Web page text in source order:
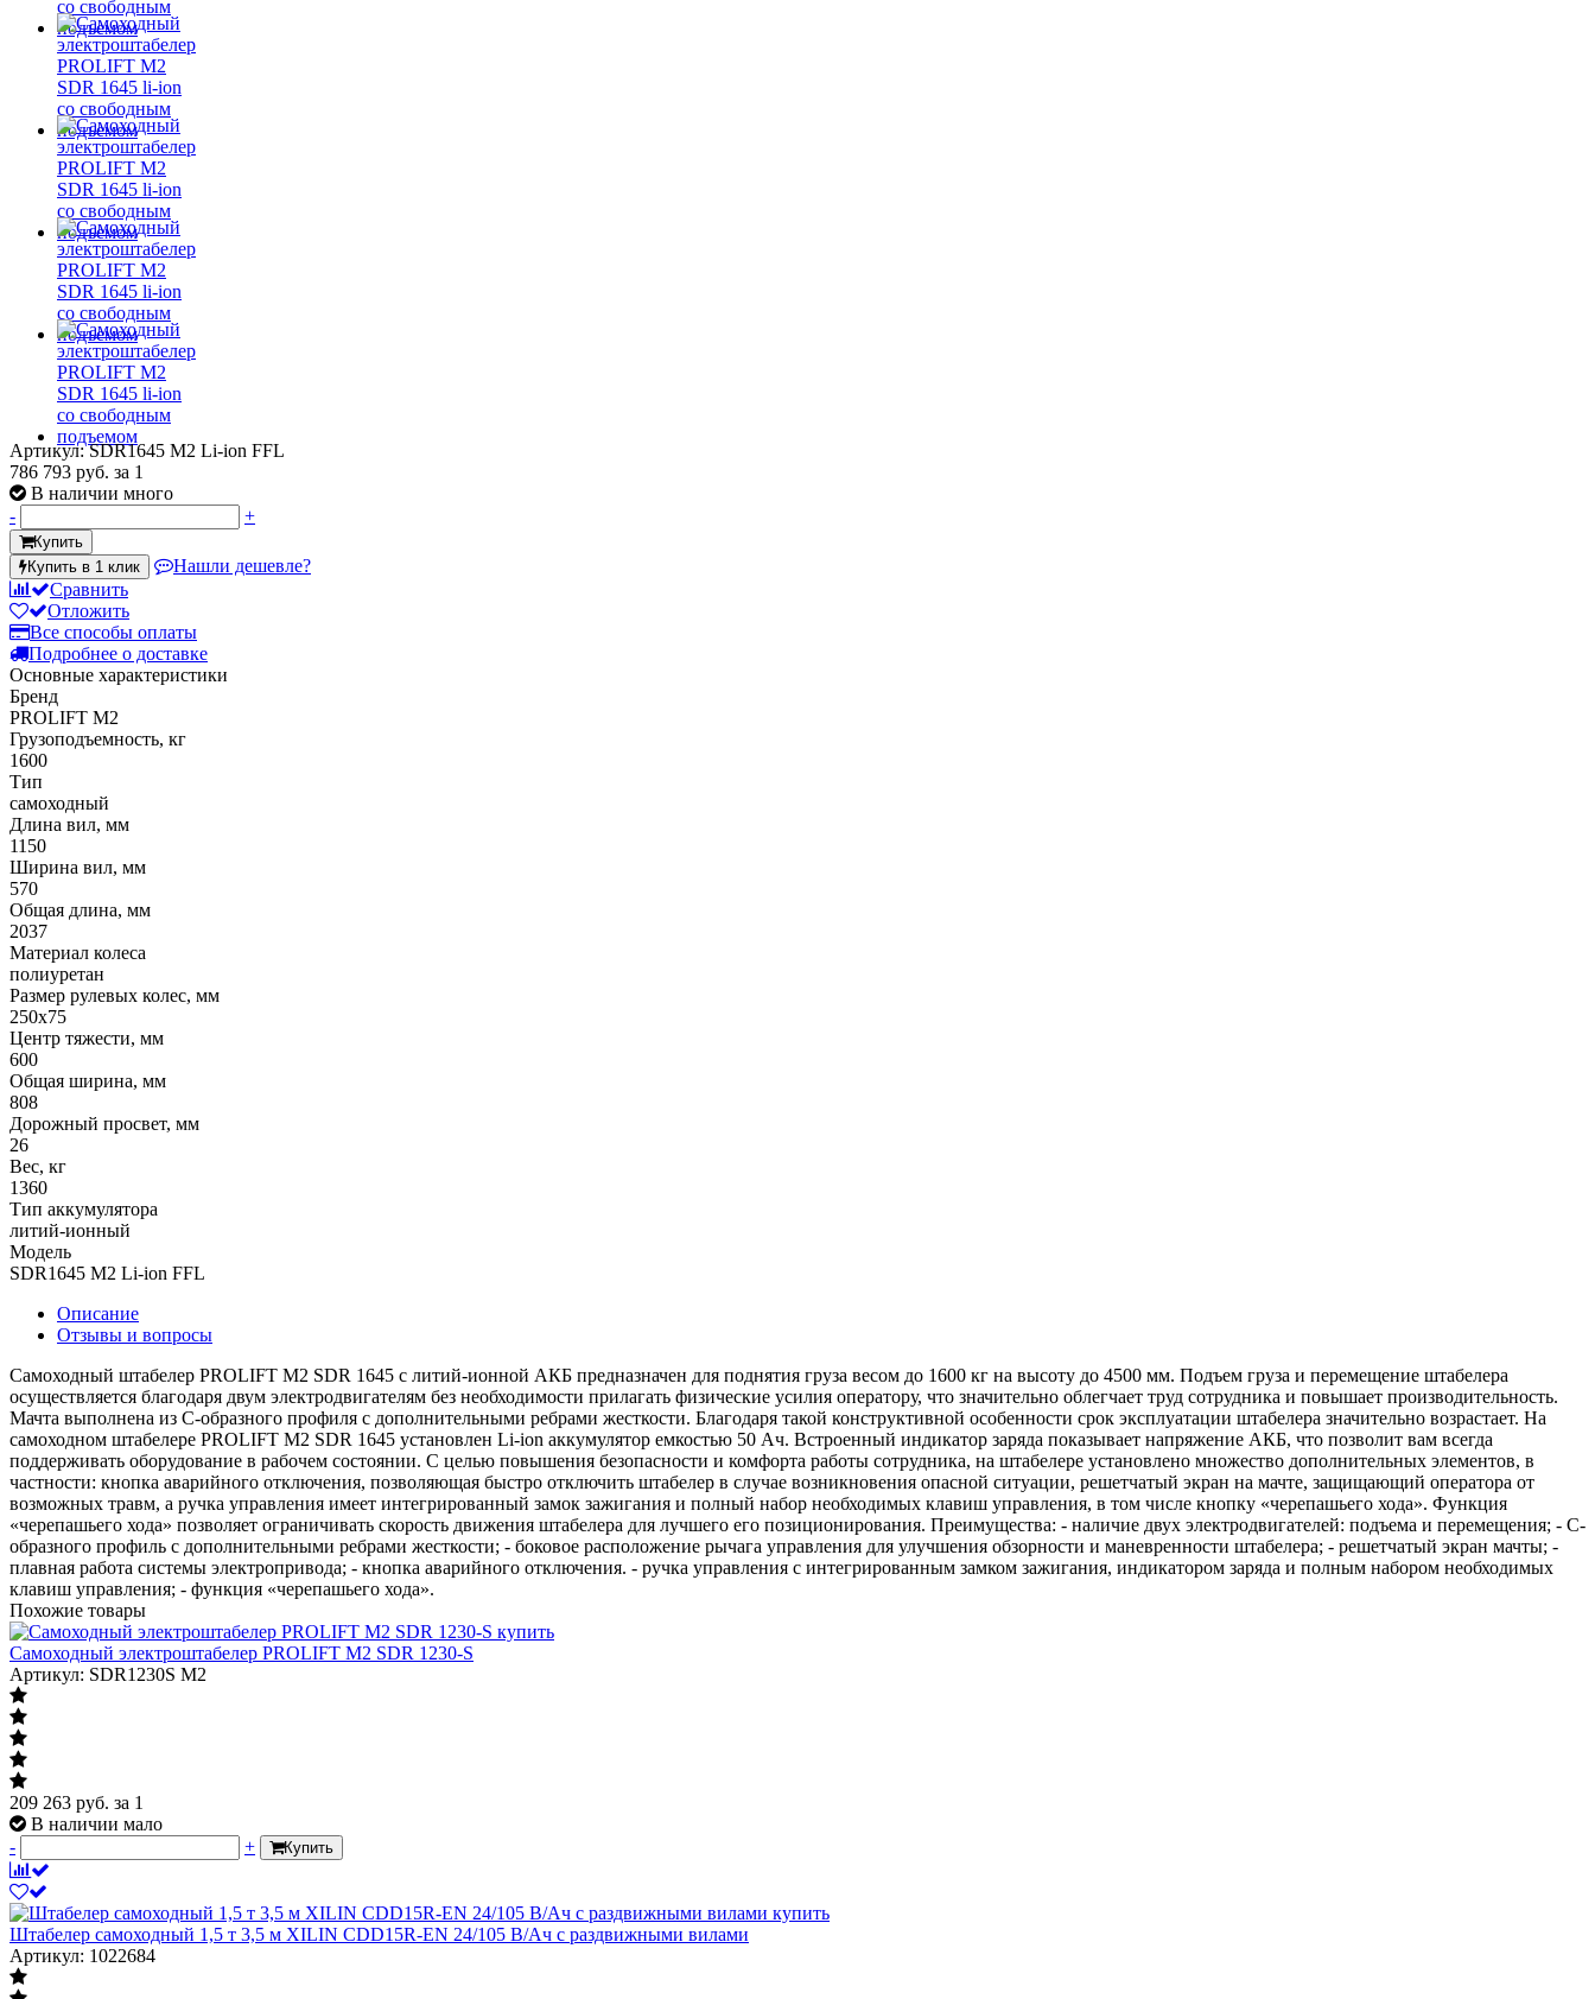
Артикул: SDR1645 M2 Li-ion FFL
786 793 руб. за 1
В наличии много
-
+
Купить
Купить в 1 клик
Нашли дешевле?
Сравнить
Отложить
Все способы оплаты
Подробнее о доставке
Основные характеристики
Бренд
PROLIFT M2
Грузоподъемность, кг
1600
Тип
самоходный
Длина вил, мм
1150
Ширина вил, мм
570
Общая длина, мм
2037
Материал колеса
полиуретан
Размер рулевых колес, мм
250x75
Центр тяжести, мм
600
Общая ширина, мм
808
Дорожный просвет, мм
26
Вес, кг
1360
Тип аккумулятора
литий-ионный
Модель
SDR1645 M2 Li-ion FFL
Описание
Отзывы и вопросы
Самоходный штабелер PROLIFT M2 SDR 1645 с литий-ионной АКБ предназначен для поднятия груза весом до 1600 кг на высоту до 4500 мм. Подъем груза и перемещение штабелера
осуществляется благодаря двум электродвигателям без необходимости прилагать физические усилия оператору, что значительно облегчает труд сотрудника и повышает производительность.
Мачта выполнена из С-образного профиля с дополнительными ребрами жесткости. Благодаря такой конструктивной особенности срок эксплуатации штабелера значительно возрастает. На
самоходном штабелере PROLIFT M2 SDR 1645 установлен Li-ion аккумулятор емкостью 50 Ач. Встроенный индикатор заряда показывает напряжение АКБ, что позволит вам всегда
поддерживать оборудование в рабочем состоянии. С целью повышения безопасности и комфорта работы сотрудника, на штабелере установлено множество дополнительных элементов, в
частности: кнопка аварийного отключения, позволяющая быстро отключить штабелер в случае возникновения опасной ситуации, решетчатый экран на мачте, защищающий оператора от
возможных травм, а ручка управления имеет интегрированный замок зажигания и полный набор необходимых клавиш управления, в том числе кнопку «черепашьего хода». Функция
«черепашьего хода» позволяет ограничивать скорость движения штабелера для лучшего его позиционирования. Преимущества: - наличие двух электродвигателей: подъема и перемещения; - С-
образного профиль с дополнительными ребрами жесткости; - боковое расположение рычага управления для улучшения обзорности и маневренности штабелера; - решетчатый экран мачты; -
плавная работа системы электропривода; - кнопка аварийного отключения. - ручка управления с интегрированным замком зажигания, индикатором заряда и полным набором необходимых
клавиш управления; - функция «черепашьего хода».
Похожие товары
Самоходный электроштабелер PROLIFT M2 SDR 1230-S
Артикул: SDR1230S M2
209 263 руб. за 1
В наличии мало
-
+ Купить
Штабелер самоходный 1,5 т 3,5 м XILIN CDD15R-EN 24/105 В/Ач с раздвижными вилами
Артикул: 1022684